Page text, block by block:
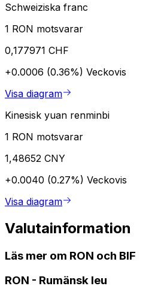
Schweiziska franc
1 RON motsvarar
0,177971 CHF
+0.0006 (0.36%) Veckovis
Visa diagram
Kinesisk yuan renminbi
1 RON motsvarar
1,48652 CNY
+0.0040 (0.27%) Veckovis
Visa diagram
Valutainformation
Läs mer om RON och BIF
RON - Rumänsk leu